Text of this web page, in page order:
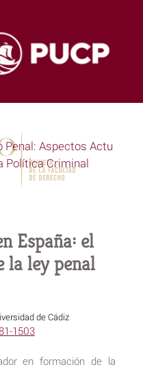
Penal: Aspectos Actu
Política Criminal
España: el
la ley penal
de Cádiz
1503
en formación de la